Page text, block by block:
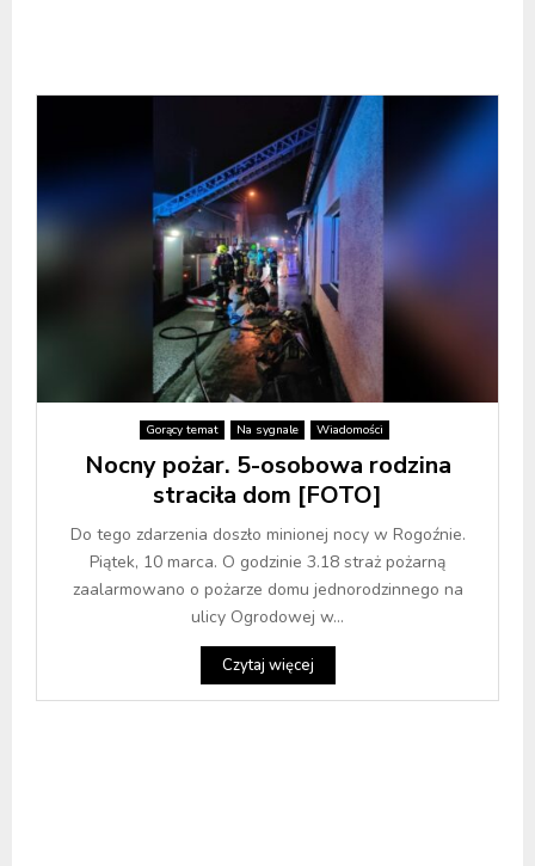
Gorący temat Na sygnale Wiadomości
Nocny pożar. 5-osobowa rodzina
straciła dom [FOTO]
Do tego zdarzenia doszło minionej nocy w Rogoźnie.
Piątek, 10 marca. O godzinie 3.18 straż pożarną
zaalarmowano o pożarze domu jednorodzinnego na
ulicy Ogrodowej w...
Czytaj więcej